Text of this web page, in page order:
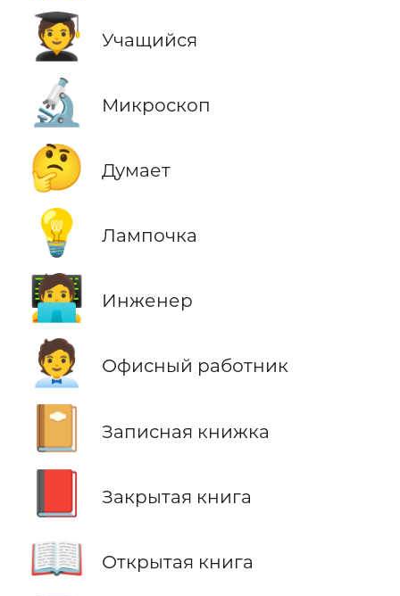
🧑‍🎓 Учащийся
🔬 Микроскоп
🤔 Думает
💡 Лампочка
🧑‍💻 Инженер
🧑‍💼 Офисный работник
📔 Записная книжка
Закрытая книга
📖 Открытая книга